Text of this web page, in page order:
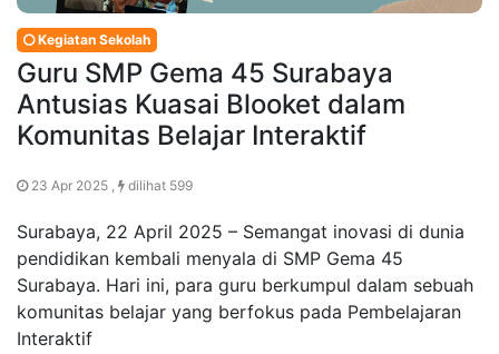
Kegiatan Sekolah
Guru SMP Gema 45 Surabaya
Antusias Kuasai Blooket dalam
Komunitas Belajar Interaktif
23 Apr 2025 , dilihat 599
Surabaya, 22 April 2025 – Semangat inovasi di dunia
pendidikan kembali menyala di SMP Gema 45
Surabaya. Hari ini, para guru berkumpul dalam sebuah
komunitas belajar yang berfokus pada Pembelajaran
Interaktif